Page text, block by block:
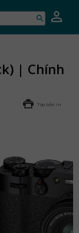
| Chính
Tạo bản in